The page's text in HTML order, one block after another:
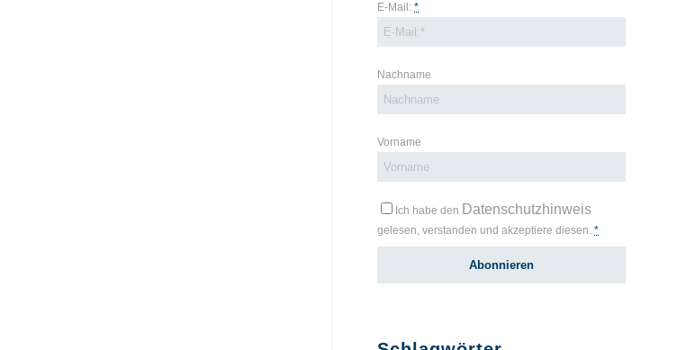
E-Mail:*
Nachname
Vorname
Ich habe den Datenschutzhinweis
gelesen, verstanden und akzeptiere diesen.*